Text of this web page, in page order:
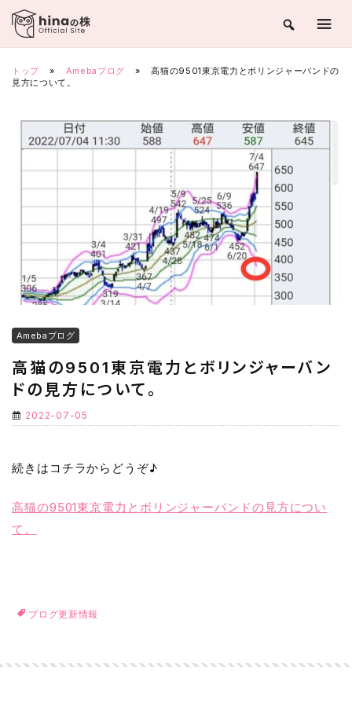
Skip
content
トップ » Amebaブログ »
高猫の9501東京電力とボリンジャーバンドの
見方について。
Amebaブログ
高猫の9501東京電力とボリンジャーバン
ドの見方について。
2022-07-05
続きはコチラからどうぞ♪
高猫の9501東京電力とボリンジャーバンドの見方につい
て。
ブログ更新情報